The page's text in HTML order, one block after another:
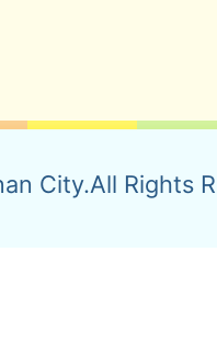
City.All Rights